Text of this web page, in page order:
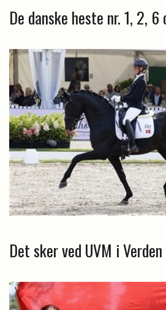
De danske heste nr. 1, 2, 6
Det sker ved UVM i